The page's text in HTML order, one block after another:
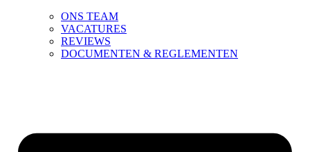
ONS TEAM
VACATURES
REVIEWS
DOCUMENTEN & REGLEMENTEN